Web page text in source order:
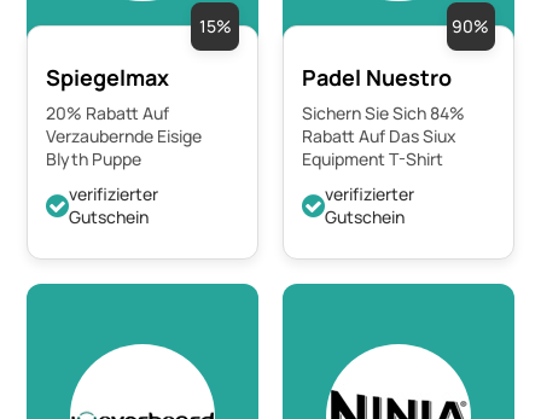
15%
Spiegelmax
20% Rabatt Auf
Verzaubernde Eisige
Blyth Puppe
verifizierter
Gutschein
90%
Padel Nuestro
Sichern Sie Sich 84%
Rabatt Auf Das Siux
Equipment T-Shirt
verifizierter
Gutschein